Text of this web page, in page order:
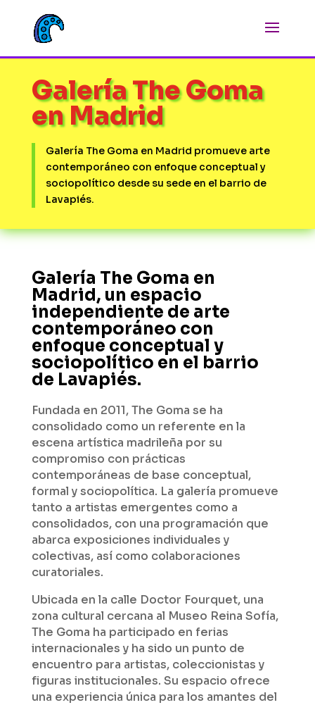
Galería The Goma
en Madrid
Galería The Goma en Madrid promueve arte
contemporáneo con enfoque conceptual y
sociopolítico desde su sede en el barrio de
Lavapiés.
Galería The Goma en
Madrid, un espacio
independiente de arte
contemporáneo con
enfoque conceptual y
sociopolítico en el barrio
de Lavapiés.
Fundada en 2011, The Goma se ha
consolidado como un referente en la
escena artística madrileña por su
compromiso con prácticas
contemporáneas de base conceptual,
formal y sociopolítica. La galería promueve
tanto a artistas emergentes como a
consolidados, con una programación que
abarca exposiciones individuales y
colectivas, así como colaboraciones
curatoriales.
Ubicada en la calle Doctor Fourquet, una
zona cultural cercana al Museo Reina Sofía,
The Goma ha participado en ferias
internacionales y ha sido un punto de
encuentro para artistas, coleccionistas y
figuras institucionales. Su espacio ofrece
una experiencia única para los amantes del